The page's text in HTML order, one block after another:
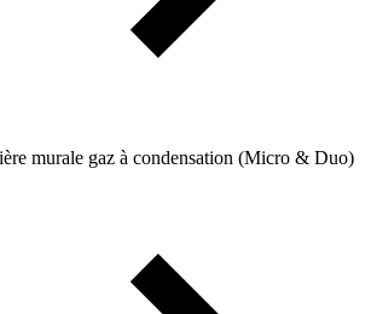
murale gaz à condensation (Micro & Duo)